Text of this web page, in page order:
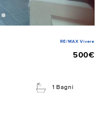
RE/MAX Vivere
500€
1 Bagni